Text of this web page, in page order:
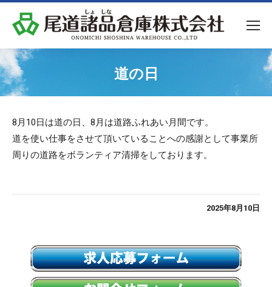
道の日
8月10日は道の日、8月は道路ふれあい月間です。
道を使い仕事をさせて頂いていることへの感謝として事業所
周りの道路をボランティア清掃をしております。
2025年8月10日